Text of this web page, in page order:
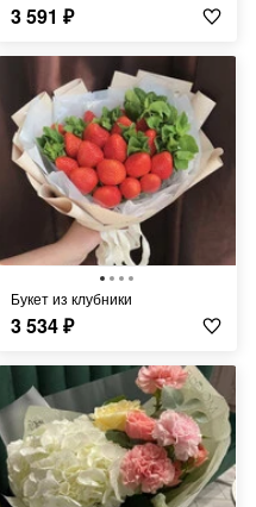
3 591 ₽
Букет из клубники
3 534₽